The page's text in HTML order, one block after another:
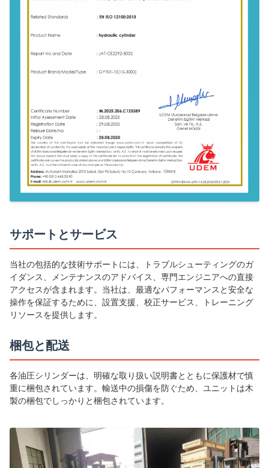
サポートとサービス
当社の包括的な技術サポートには、トラブルシューティングのガ
イダンス、メンテナンスのアドバイス、専門エンジニアへの直接
アクセスが含まれます。当社は、最適なパフォーマンスと安全な
操作を保証するために、設置支援、校正サービス、トレーニング
リソースを提供します。
梱包と配送
各油圧シリンダーは、明確な取り扱い説明書とともに保護材で慎
重に梱包されています。輸送中の損傷を防ぐため、ユニットは木
製の梱包でしっかりと梱包されています。